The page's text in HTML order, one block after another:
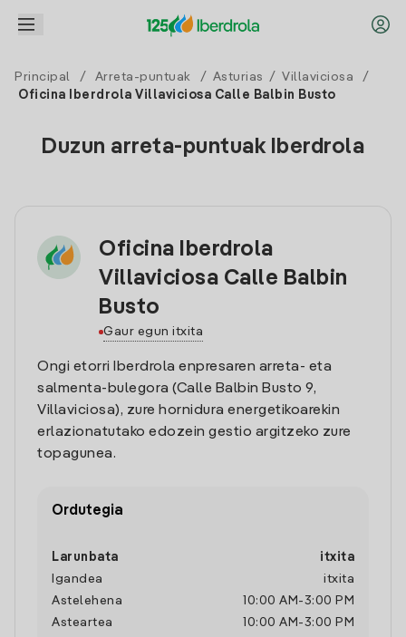
Principal / Arreta-puntuak / Asturias / Villaviciosa
/
Oficina Iberdrola Villaviciosa Calle Balbin Busto
Duzun arreta-puntuak Iberdrola
Oficina Iberdrola
Villaviciosa Calle Balbin
Busto
Gaur egun itxita
Ongi etorri Iberdrola enpresaren arreta- eta
salmenta-bulegora (Calle Balbin Busto 9,
Villaviciosa), zure hornidura energetikoarekin
erlazionatutako edozein gestio argitzeko zure
topagunea.
Ordutegia
Larunbata
itxita
Igandea
itxita
Astelehena
10:00 AM -3:00 PM
Asteartea
10:00 AM -3:00 PM